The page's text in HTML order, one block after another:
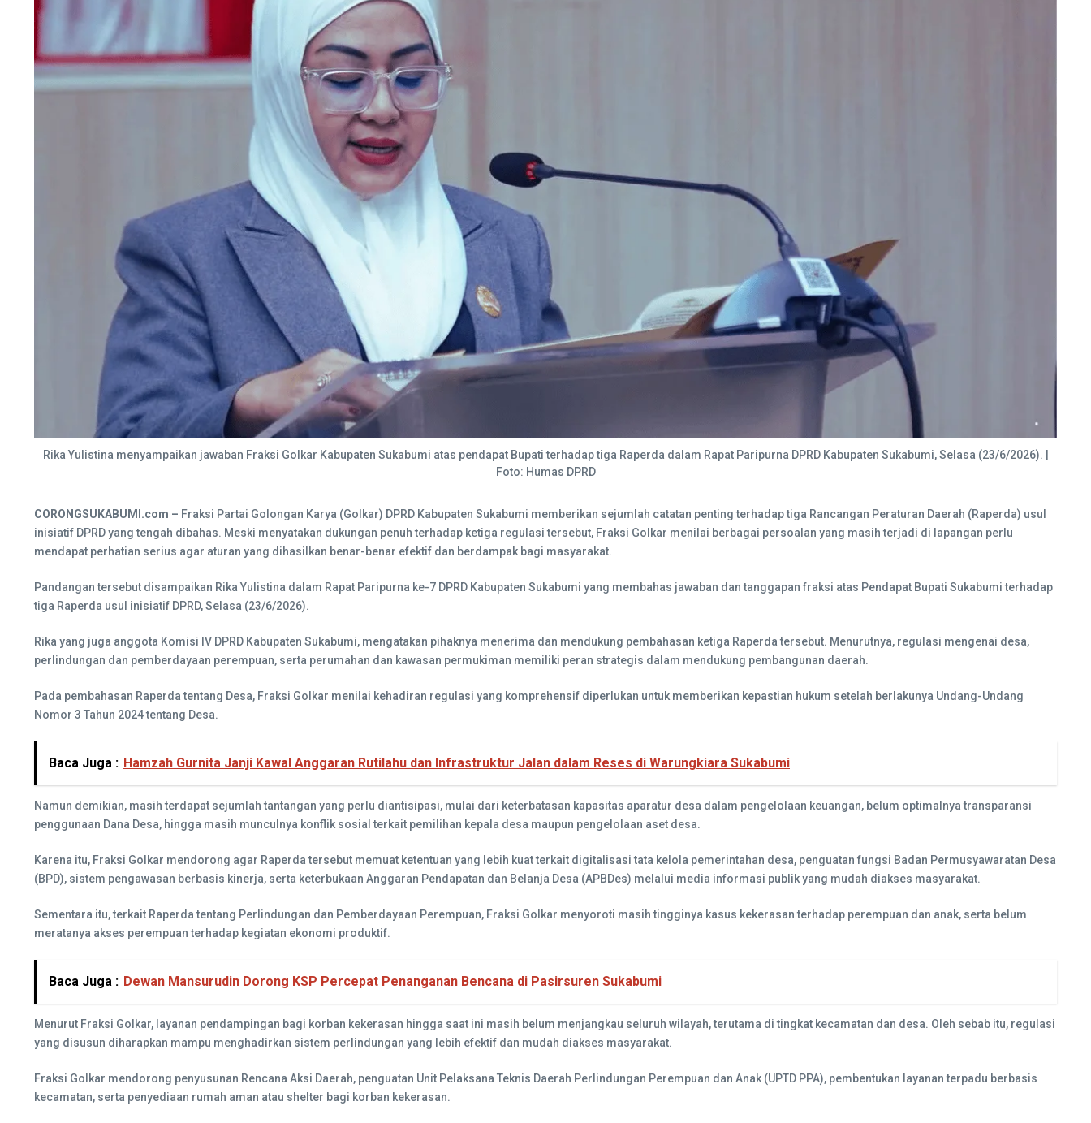
Rika Yulistina menyampaikan jawaban Fraksi Golkar Kabupaten Sukabumi atas pendapat Bupati terhadap tiga Raperda dalam Rapat Paripurna DPRD Kabupaten Sukabumi, Selasa (23/6/2026). |
Foto: Humas DPRD
CORONGSUKABUMI.com – Fraksi Partai Golongan Karya (Golkar) DPRD Kabupaten Sukabumi memberikan sejumlah catatan penting terhadap tiga Rancangan Peraturan Daerah (Raperda) usul
inisiatif DPRD yang tengah dibahas. Meski menyatakan dukungan penuh terhadap ketiga regulasi tersebut, Fraksi Golkar menilai berbagai persoalan yang masih terjadi di lapangan perlu
mendapat perhatian serius agar aturan yang dihasilkan benar-benar efektif dan berdampak bagi masyarakat.
Pandangan tersebut disampaikan Rika Yulistina dalam Rapat Paripurna ke-7 DPRD Kabupaten Sukabumi yang membahas jawaban dan tanggapan fraksi atas Pendapat Bupati Sukabumi terhadap
tiga Raperda usul inisiatif DPRD, Selasa (23/6/2026).
Rika yang juga anggota Komisi IV DPRD Kabupaten Sukabumi, mengatakan pihaknya menerima dan mendukung pembahasan ketiga Raperda tersebut. Menurutnya, regulasi mengenai desa,
perlindungan dan pemberdayaan perempuan, serta perumahan dan kawasan permukiman memiliki peran strategis dalam mendukung pembangunan daerah.
Pada pembahasan Raperda tentang Desa, Fraksi Golkar menilai kehadiran regulasi yang komprehensif diperlukan untuk memberikan kepastian hukum setelah berlakunya Undang-Undang
Nomor 3 Tahun 2024 tentang Desa.
Baca Juga : Hamzah Gurnita Janji Kawal Anggaran Rutilahu dan Infrastruktur Jalan dalam Reses di Warungkiara Sukabumi
Namun demikian, masih terdapat sejumlah tantangan yang perlu diantisipasi, mulai dari keterbatasan kapasitas aparatur desa dalam pengelolaan keuangan, belum optimalnya transparansi
penggunaan Dana Desa, hingga masih munculnya konflik sosial terkait pemilihan kepala desa maupun pengelolaan aset desa.
Karena itu, Fraksi Golkar mendorong agar Raperda tersebut memuat ketentuan yang lebih kuat terkait digitalisasi tata kelola pemerintahan desa, penguatan fungsi Badan Permusyawaratan Desa
(BPD), sistem pengawasan berbasis kinerja, serta keterbukaan Anggaran Pendapatan dan Belanja Desa (APBDes) melalui media informasi publik yang mudah diakses masyarakat.
Sementara itu, terkait Raperda tentang Perlindungan dan Pemberdayaan Perempuan, Fraksi Golkar menyoroti masih tingginya kasus kekerasan terhadap perempuan dan anak, serta belum
meratanya akses perempuan terhadap kegiatan ekonomi produktif.
Baca Juga : Dewan Mansurudin Dorong KSP Percepat Penanganan Bencana di Pasirsuren Sukabumi
Menurut Fraksi Golkar, layanan pendampingan bagi korban kekerasan hingga saat ini masih belum menjangkau seluruh wilayah, terutama di tingkat kecamatan dan desa. Oleh sebab itu, regulasi
yang disusun diharapkan mampu menghadirkan sistem perlindungan yang lebih efektif dan mudah diakses masyarakat.
Fraksi Golkar mendorong penyusunan Rencana Aksi Daerah, penguatan Unit Pelaksana Teknis Daerah Perlindungan Perempuan dan Anak (UPTD PPA), pembentukan layanan terpadu berbasis
kecamatan, serta penyediaan rumah aman atau shelter bagi korban kekerasan.